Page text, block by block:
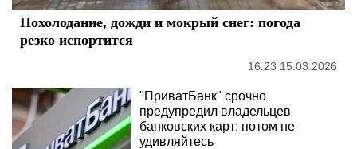
Похолодание, дожди и мокрый снег: погода
резко испортится
16:23 15.03.2026
"ПриватБанк" срочно
предупредил владельцев
банковских карт: потом не
удивляйтесь